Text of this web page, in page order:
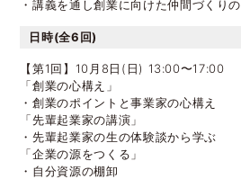
・講義を通し創業に向けた仲間づくり
日時(全6回)
【第1回】10月8日(日) 13:00〜17:00
「創業の心構え」
・創業のポイントと事業家の心構え
「先輩起業家の講演」
・先輩起業家の生の体験談から学ぶ
「企業の源をつくる」
・自分資源の棚卸